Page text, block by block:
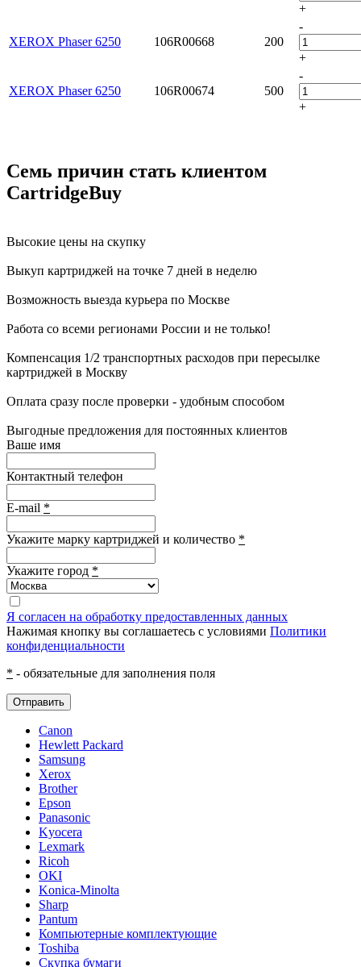
+
XEROX Phaser 6250 106R00668 200
-
+
XEROX Phaser 6250 106R00674 500
-
+
Семь причин стать клиентом
CartridgeBuy
Высокие цены на скупку
Выкуп картриджей на точке 7 дней в неделю
Возможность выезда курьера по Москве
Работа со всеми регионами России и не только!
Компенсация 1/2 транспортных расходов при пересылке
картриджей в Москву
Оплата сразу после проверки - удобным способом
Выгодные предложения для постоянных клиентов
Ваше имя
Контактный телефон
E-mail *
Укажите марку картриджей и количество *
Укажите город *
Я согласен на обработку предоставленных данных
Нажимая кнопку вы соглашаетесь с условиями Политики
конфиденциальности
* - обязательные для заполнения поля
Отправить
Canon
Hewlett Packard
Samsung
Xerox
Brother
Epson
Panasonic
Kyocera
Lexmark
Ricoh
OKI
Konica-Minolta
Sharp
Pantum
Компьютерные комплектующие
Toshiba
Скупка бумаги